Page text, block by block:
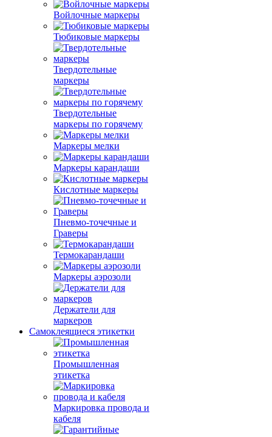
Войлочные маркеры
Тюбиковые маркеры
Твердотельные
маркеры
Твердотельные
маркеры по горячему
Маркеры мелки
Маркеры карандаши
Кислотные маркеры
Пневмо-точечные и
Граверы
Термокарандаши
Маркеры аэрозоли
Держатели для
маркеров
Самоклеящиеся этикетки
Промышленная
этикетка
Маркировка провода и
кабеля